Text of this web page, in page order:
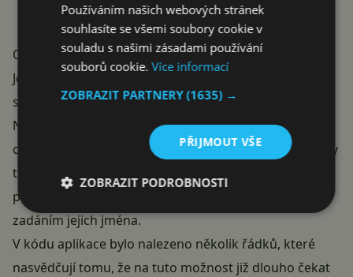
Označování lidí na fotkách
Jednou z nejlepších vlastností aplikace fotky, je
schopnost rozeznat objekty nebo lidi na fotografiích.
Nicméně pokud fotky nahráváte přímo do aplikace,
chybí v ní možnost na fotkách označit své přátele. Díky
takovým značkám se aplikace učí rozpoznávat vaše
přátele, abyste je mohli po čase vyhledat pouhým
zadáním jejich jména.
V kódu aplikace bylo nalezeno několik řádků, které
nasvědčují tomu, že na tuto možnost již dlouho čekat
Používáním našich webových stránek
souhlasíte se všemi soubory cookie v
souladu s našimi zásadami používání
souborů cookie.Více informací
ZOBRAZIT PARTNERY(1635) →
PŘIJMOUT VŠE
ZOBRAZIT PODROBNOSTI